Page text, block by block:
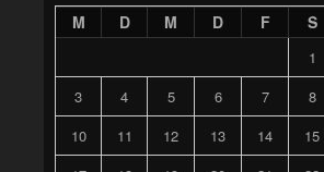
M D M D F S
1
3
4 5 6 7 8
10
11 12 13 14 15